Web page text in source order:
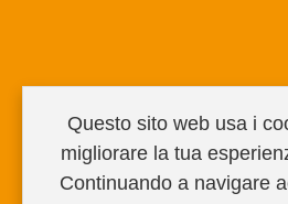
Copyright © 2026 MiRegalo.it.
Joomla!è un software libero
Questo sito web usa i
migliorare la tua
Continuando a navigare